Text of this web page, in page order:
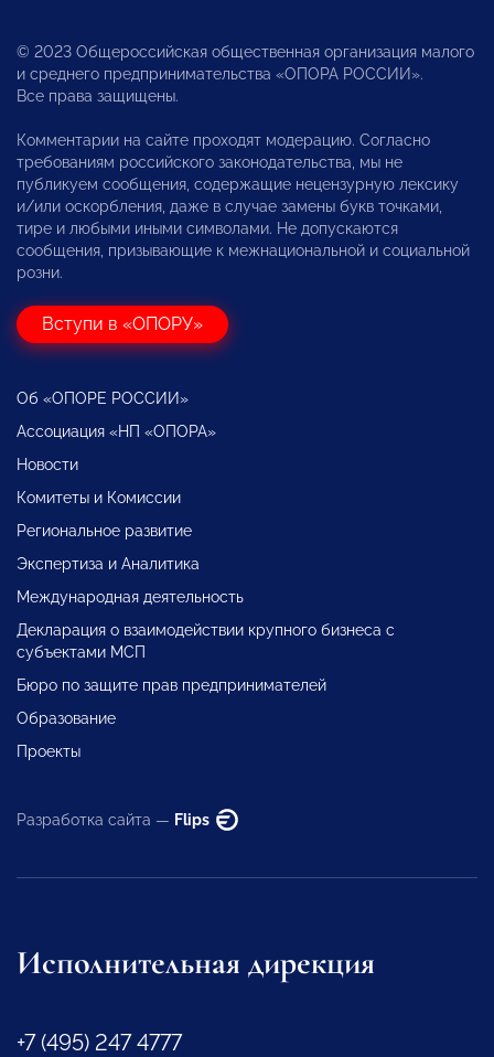
© 2023 Общероссийская общественная организация малого
и среднего предпринимательства «ОПОРА РОССИИ».
Все права защищены.
Комментарии на сайте проходят модерацию. Согласно
требованиям российского законодательства, мы не
публикуем сообщения, содержащие нецензурную лексику
и/или оскорбления, даже в случае замены букв точками,
тире и любыми иными символами. Не допускаются
сообщения, призывающие к межнациональной и социальной
розни.
Вступи в «ОПОРУ»
Об «ОПОРЕ РОССИИ»
Ассоциация «НП «ОПОРА»
Новости
Комитеты и Комиссии
Региональное развитие
Экспертиза и Аналитика
Международная деятельность
Декларация о взаимодействии крупного бизнеса с
субъектами МСП
Бюро по защите прав предпринимателей
Образование
Проекты
Разработка сайта — Flips
Исполнительная дирекция
+7 (495) 247 4777